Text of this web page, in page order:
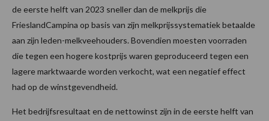
de eerste helft van 2023 sneller dan de melkprijs die
FrieslandCampina op basis van zijn melkprijssystematiek betaalde
aan zijn leden-melkveehouders. Bovendien moesten voorraden
die tegen een hogere kostprijs waren geproduceerd tegen een
lagere marktwaarde worden verkocht, wat een negatief effect
had op de winstgevendheid.
Het bedrijfsresultaat en de nettowinst zijn in de eerste helft van